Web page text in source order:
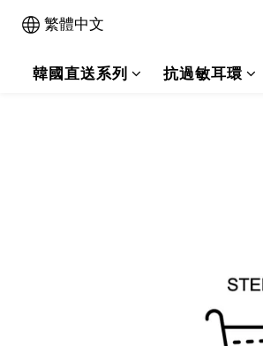
繁體中文
韓國直送系列 抗過敏耳環